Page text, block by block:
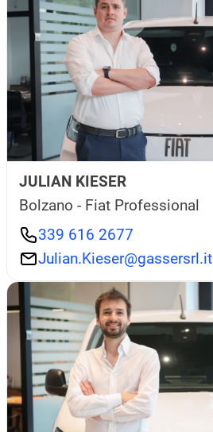
JULIAN KIESER
Bolzano - Fiat Professional
339 616 2677
Julian.Kieser@gassersrl.it